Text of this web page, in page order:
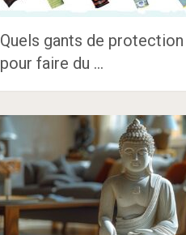
Quels gants de protection
pour faire du …